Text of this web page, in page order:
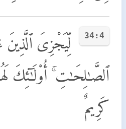
34:4
لِّيَجْزِىَ ٱلَّذِينَ
ٱلصَّـٰلِحَـٰتِ ۚ أُو۟لَـٰٓئِكَ
كَرِيمٌ